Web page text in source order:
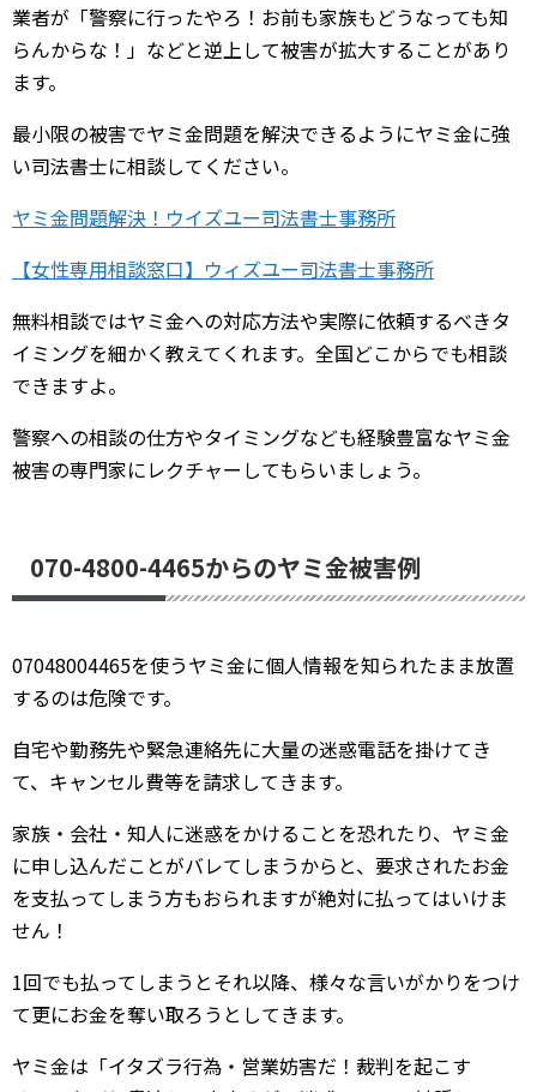
業者が「警察に行ったやろ！お前も家族もどうなっても知
らんからな！」などと逆上して被害が拡大することがあり
ます。
最小限の被害でヤミ金問題を解決できるようにヤミ金に強
い司法書士に相談してください。
ヤミ金問題解決！ウイズユー司法書士事務所
【女性専用相談窓口】ウィズユー司法書士事務所
無料相談ではヤミ金への対応方法や実際に依頼するべきタ
イミングを細かく教えてくれます。全国どこからでも相談
できますよ。
警察への相談の仕方やタイミングなども経験豊富なヤミ金
被害の専門家にレクチャーしてもらいましょう。
070-4800-4465からのヤミ金被害例
07048004465を使うヤミ金に個人情報を知られたまま放置
するのは危険です。
自宅や勤務先や緊急連絡先に大量の迷惑電話を掛けてき
て、キャンセル費等を請求してきます。
家族・会社・知人に迷惑をかけることを恐れたり、ヤミ金
に申し込んだことがバレてしまうからと、要求されたお金
を支払ってしまう方もおられますが絶対に払ってはいけま
せん！
1回でも払ってしまうとそれ以降、様々な言いがかりをつけ
て更にお金を奪い取ろうとしてきます。
ヤミ金は「イタズラ行為・営業妨害だ！裁判を起こす